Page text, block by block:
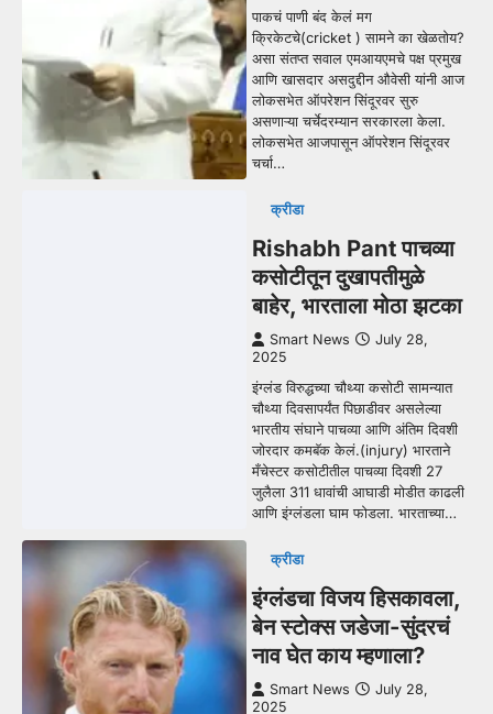
पाकचं पाणी बंद केलं मग
क्रिकेटचे(cricket ) सामने का खेळतोय?
असा संतप्त सवाल एमआयएमचे पक्ष प्रमुख
आणि खासदार असदुद्दीन औवेसी यांनी आज
लोकसभेत ऑपरेशन सिंदूरवर सुरु
असणाऱ्या चर्चेदरम्यान सरकारला केला.
लोकसभेत आजपासून ऑपरेशन सिंदूरवर
चर्चा…
क्रीडा
Rishabh Pant पाचव्या
कसोटीतून दुखापतीमुळे
बाहेर, भारताला मोठा झटका
Smart News
July 28,
2025
इंग्लंड विरुद्धच्या चौथ्या कसोटी सामन्यात
चौथ्या दिवसापर्यंत पिछाडीवर असलेल्या
भारतीय संघाने पाचव्या आणि अंतिम दिवशी
जोरदार कमबॅक केलं.(injury) भारताने
मँचेस्टर कसोटीतील पाचव्या दिवशी 27
जुलैला 311 धावांची आघाडी मोडीत काढली
आणि इंग्लंडला घाम फोडला. भारताच्या…
क्रीडा
इंग्लंडचा विजय हिसकावला,
बेन स्टोक्स जडेजा-सुंदरचं
नाव घेत काय म्हणाला?
Smart News
July 28,
2025